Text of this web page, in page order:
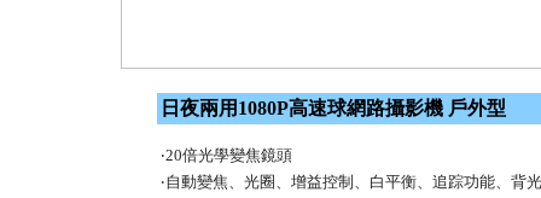
日夜兩用1080P高速球網路攝影機 戶外型
‧20倍光學變焦鏡頭
‧自動變焦、光圈、增益控制、白平衡、追踪功能、背